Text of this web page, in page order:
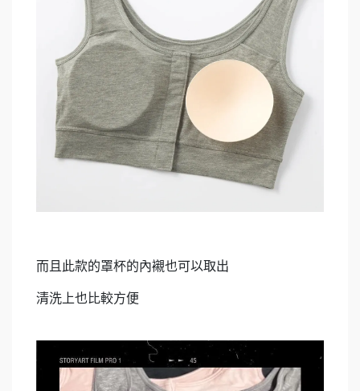
而且此款的罩杯的內襯也可以取出
清洗上也比較方便